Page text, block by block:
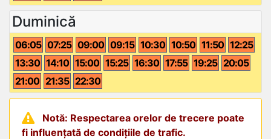
Duminică
06:05 07:25 09:00 09:15 10:30 10:50 11:50 12:25
13:30 14:10 15:00 15:25 16:30 17:55 19:25 20:05
21:00 21:35 22:30
Notă: Respectarea orelor de trecere poate
fi influențată de condițiile de trafic.